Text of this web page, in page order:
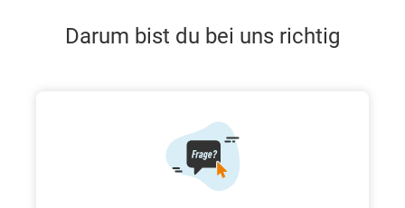
Darum bist du bei uns richtig